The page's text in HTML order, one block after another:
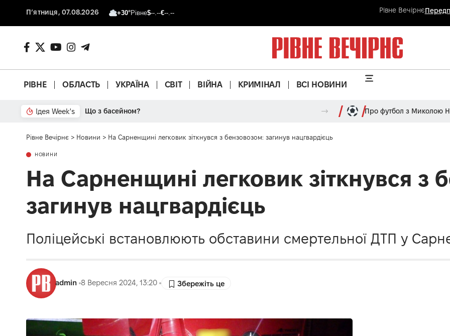
П’ятниця, 07.08.2026 +30°Рівне$--.--€--.-- Рівне Вечірнє
РІВНЕ ОБЛАСТЬ УКРАЇНА СВІТ ВІЙНА КРИМІНАЛ ВСІ НОВИНИ
Ідея Week's Що з басейном? Про футбол з Миколою
Рівне Вечірнє > Новини > На Сарненщині легковик зіткнувся з бензовозом: загинув нацгвардієць
НОВИНИ
На Сарненщині легковик зіткнувся з
загинув нацгвардієць
Поліцейські встановлюють обставини смертельної ДТП у
admin 8 Вересня 2024, 13:20